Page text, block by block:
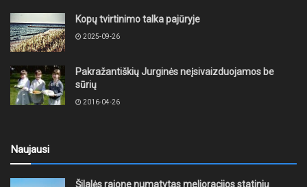
Kopų tvirtinimo talka pajūryje
2025-09-26
Pakražantiškių Jurginės neįsivaizduojamos be
sūrių
2016-04-26
Naujausi
Šilalės rajone numatytas melioracijos statinių